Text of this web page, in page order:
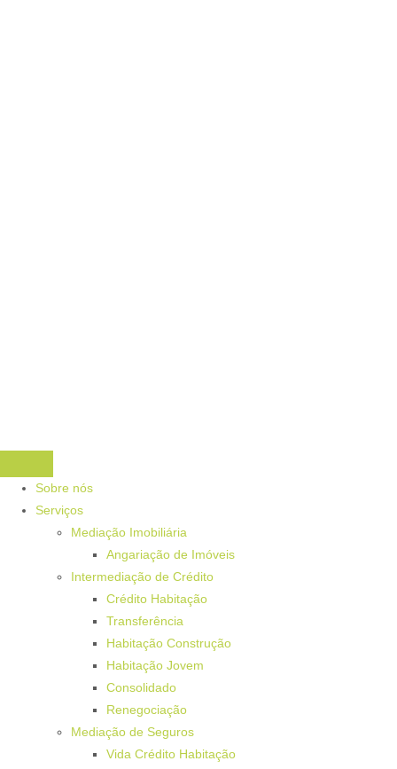
Sobre nós
Serviços
Mediação Imobiliária
Angariação de Imóveis
Intermediação de Crédito
Crédito Habitação
Transferência
Habitação Construção
Habitação Jovem
Consolidado
Renegociação
Mediação de Seguros
Vida Crédito Habitação